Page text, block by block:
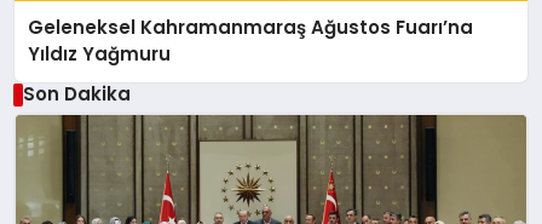
Geleneksel Kahramanmaraş Ağustos Fuarı’na
Yıldız Yağmuru
Son Dakika